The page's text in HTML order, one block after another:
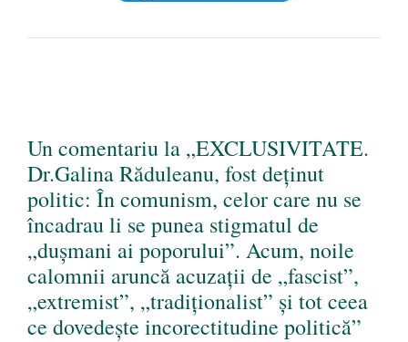
Un comentariu la „EXCLUSIVITATE.
Dr.Galina Răduleanu, fost deținut
politic: În comunism, celor care nu se
încadrau li se punea stigmatul de
„dușmani ai poporului”. Acum, noile
calomnii aruncă acuzații de „fascist”,
„extremist”, „tradiționalist” și tot ceea
ce dovedește incorectitudine politică”